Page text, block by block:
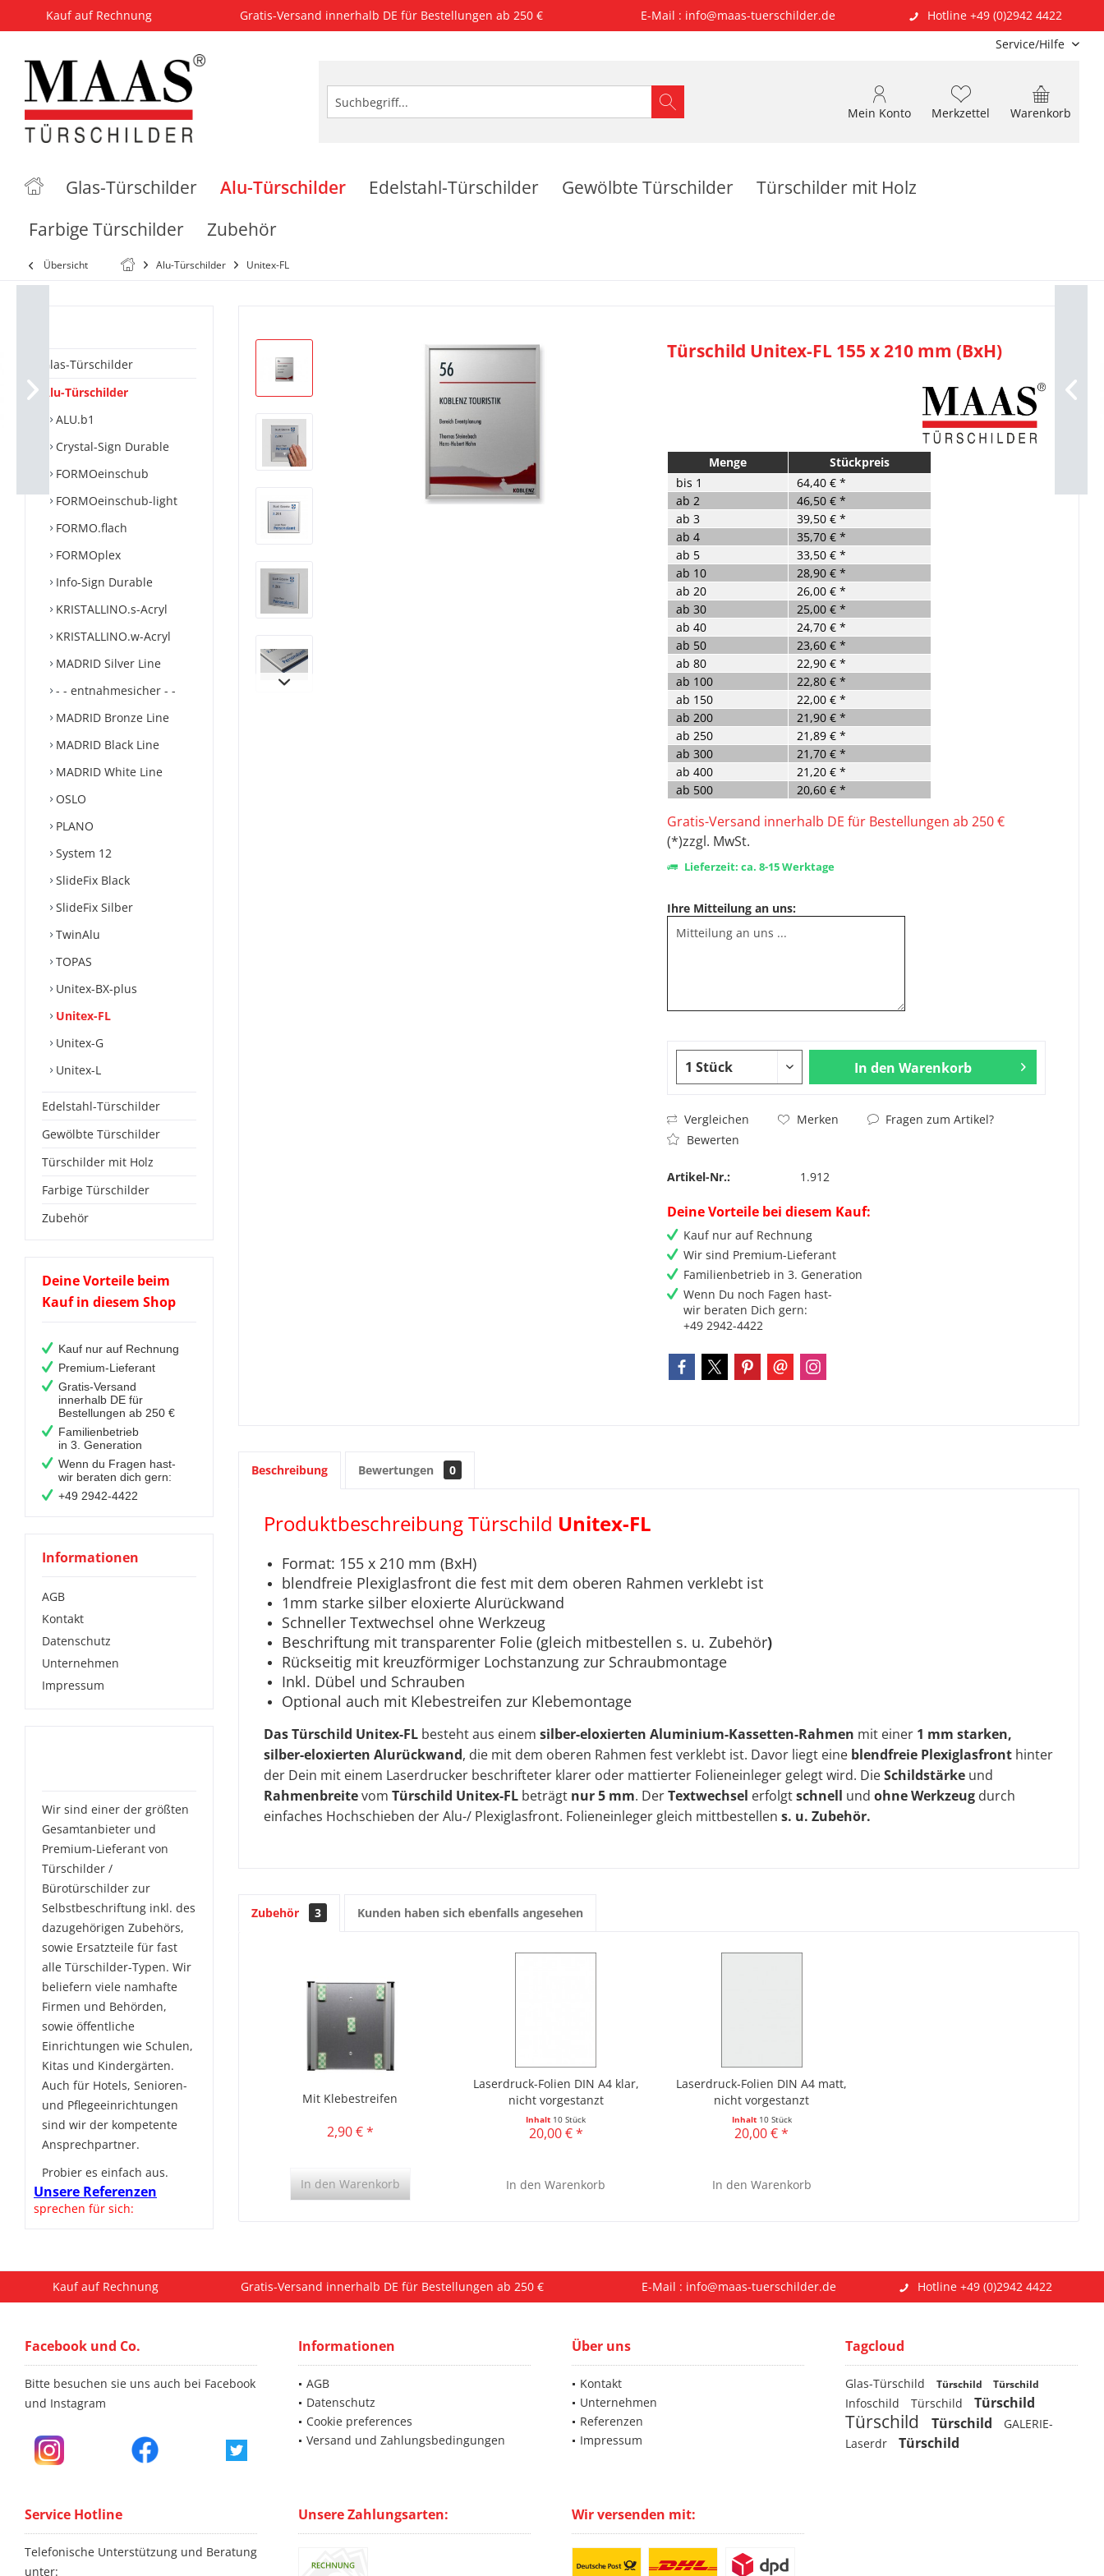
Kauf auf Rechnung Gratis-Versand innerhalb DE für Bestellungen ab 250 € E-Mail : info@maas-tuerschilder.de
Hotline +49 (0)2942 4422
Service/Hilfe
Warenkorb
Merkzettel
Mein Konto
Glas-Türschilder Alu-Türschilder Edelstahl-Türschilder Gewölbte Türschilder
Türschilder mit Holz
Farbige Türschilder
Zubehör
Übersicht Alu-Türschilder Unitex-FL
Glas-Türschilder
Alu-Türschilder
ALU.b1
Crystal-Sign Durable
FORMOeinschub
FORMOeinschub-light
FORMO.flach
FORMOplex
Info-Sign Durable
KRISTALLINO.s-Acryl
KRISTALLINO.w-Acryl
MADRID Silver Line
- - entnahmesicher - -
MADRID Bronze Line
MADRID Black Line
MADRID White Line
OSLO
PLANO
System 12
SlideFix Black
SlideFix Silber
TwinAlu
TOPAS
Unitex-BX-plus
Unitex-FL
Unitex-G
Unitex-L
Edelstahl-Türschilder
Gewölbte Türschilder
Türschilder mit Holz
Farbige Türschilder
Zubehör
Deine Vorteile beim
Kauf in diesem Shop
Kauf nur auf Rechnung
Premium-Lieferant
Gratis-Versand
innerhalb DE für
Bestellungen ab 250 €
Familienbetrieb
in 3. Generation
Wenn du Fragen hast-
wir beraten dich gern:
+49 2942-4422
Informationen
AGB
Kontakt
Datenschutz
Unternehmen
Impressum
Wir sind einer der größten
Gesamtanbieter und
Premium-Lieferant von
Türschilder /
Bürotürschilder zur
Selbstbeschriftung inkl. des
dazugehörigen Zubehörs,
sowie Ersatzteile für fast
alle Türschilder-Typen. Wir
beliefern viele namhafte
Firmen und Behörden,
sowie öffentliche
Einrichtungen wie Schulen,
Kitas und Kindergärten.
Auch für Hotels, Senioren-
und Pflegeeinrichtungen
sind wir der kompetente
Ansprechpartner.
Probier es einfach aus.
Unsere Referenzen
sprechen für sich:
Türschild Unitex-FL 155 x 210 mm (BxH)
Menge
Stückpreis
bis 1
64,40 € *
ab 2
46,50 € *
ab 3
39,50 € *
ab 4
35,70 € *
ab 5
33,50 € *
ab 10
28,90 € *
ab 20
26,00 € *
ab 30
25,00 € *
ab 40
24,70 € *
ab 50
23,60 € *
ab 80
22,90 € *
ab 100
22,80 € *
ab 150
22,00 € *
ab 200
21,90 € *
ab 250
21,89 € *
ab 300
21,70 € *
ab 400
21,20 € *
ab 500 20,60 € *
Gratis-Versand innerhalb DE für Bestellungen ab 250 €
(*)zzgl. MwSt.
Lieferzeit: ca. 8-15 Werktage
Ihre Mitteilung an uns:
In den Warenkorb
Vergleichen Merken
Fragen zum Artikel?
Bewerten
Artikel-Nr.: 1.912
Deine Vorteile bei diesem Kauf:
Kauf nur auf Rechnung
Wir sind Premium-Lieferant
Familienbetrieb in 3. Generation
Wenn Du noch Fagen hast-
wir beraten Dich gern:
+49 2942-4422
Beschreibung Bewertungen 0
Produktbeschreibung Türschild Unitex-FL
Format: 155 x 210 mm (BxH)
blendfreie Plexiglasfront die fest mit dem oberen Rahmen verklebt ist
1mm starke silber eloxierte Alurückwand
Schneller Textwechsel ohne Werkzeug
Beschriftung mit transparenter Folie (gleich mitbestellen s. u. Zubehör)
Rückseitig mit kreuzförmiger Lochstanzung zur Schraubmontage
Inkl. Dübel und Schrauben
Optional auch mit Klebestreifen zur Klebemontage
Das Türschild Unitex-FL besteht aus einem silber-eloxierten Aluminium-Kassetten-Rahmen mit einer 1 mm starken,
silber-eloxierten Alurückwand, die mit dem oberen Rahmen fest verklebt ist. Davor liegt eine blendfreie Plexiglasfront hinter
der Dein mit einem Laserdrucker beschrifteter klarer oder mattierter Folieneinleger gelegt wird. DieSchildstärke und
Rahmenbreitevom Türschild Unitex-FL beträgt nur 5 mm. DerTextwechsel erfolgtschnell und ohne Werkzeug durch
einfaches Hochschieben der Alu-/ Plexiglasfront. Folieneinleger gleich mittbestellen s. u. Zubehör.
Zubehör 3 Kunden haben sich ebenfalls angesehen
Mit Klebestreifen
2,90 € *
In den Warenkorb
Laserdruck-Folien DIN A4 klar,
nicht vorgestanzt
Inhalt 10 Stück
20,00 € *
In den Warenkorb
Laserdruck-Folien DIN A4 matt,
nicht vorgestanzt
Inhalt 10 Stück
20,00 € *
In den Warenkorb
Kauf auf Rechnung Gratis-Versand innerhalb DE für Bestellungen ab 250 € E-Mail : info@maas-tuerschilder.de Hotline +49 (0)2942 4422
Facebook und Co.
Bitte besuchen sie uns auch bei Facebook
und Instagram
Informationen
AGB
Datenschutz
Cookie preferences
Versand und Zahlungsbedingungen
Über uns
Kontakt
Unternehmen
Referenzen
Impressum
Tagcloud
Glas-Türschild Türschild Türschild
Infoschild Türschild Türschild
Türschild Türschild
GALERIE-
Laserdr
Türschild
Service Hotline
Telefonische Unterstützung und Beratung
unter:
Unsere Zahlungsarten: Wir versenden mit: